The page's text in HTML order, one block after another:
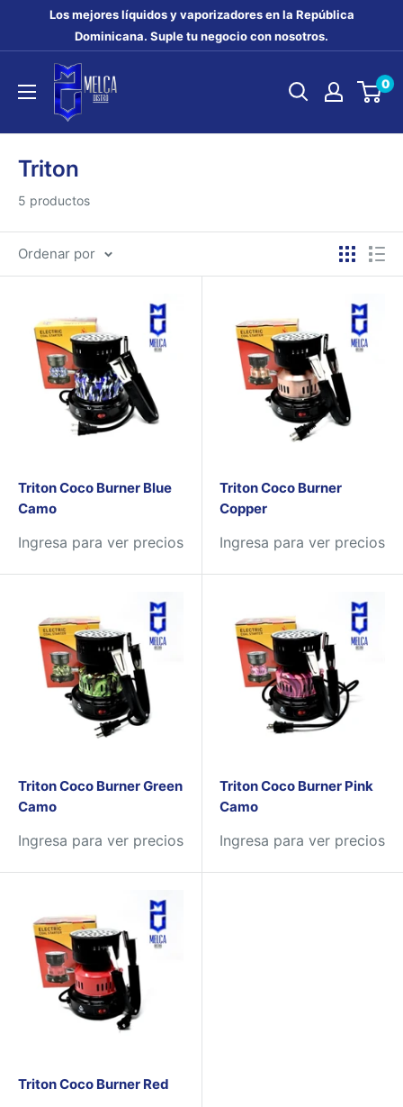
directamente
contenido
Los mejores líquidos y vaporizadores en la República
Dominicana. Suple tu negocio con nosotros.
MELCA
DISTRO
0
Triton
5 productos
Ordenar por
Triton Coco Burner Blue
Camo
Ingresa para ver precios
Triton Coco Burner
Copper
Ingresa para ver precios
Triton Coco Burner Green
Camo
Ingresa para ver precios
Triton Coco Burner Pink
Camo
Ingresa para ver precios
Triton Coco Burner Red